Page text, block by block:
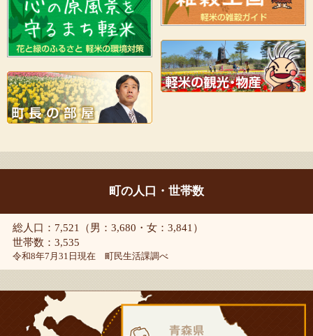
町の人口・世帯数
総人口：7,521（男：3,680・女：3,841）
世帯数：3,535
令和8年7月31日現在 町民生活課調べ